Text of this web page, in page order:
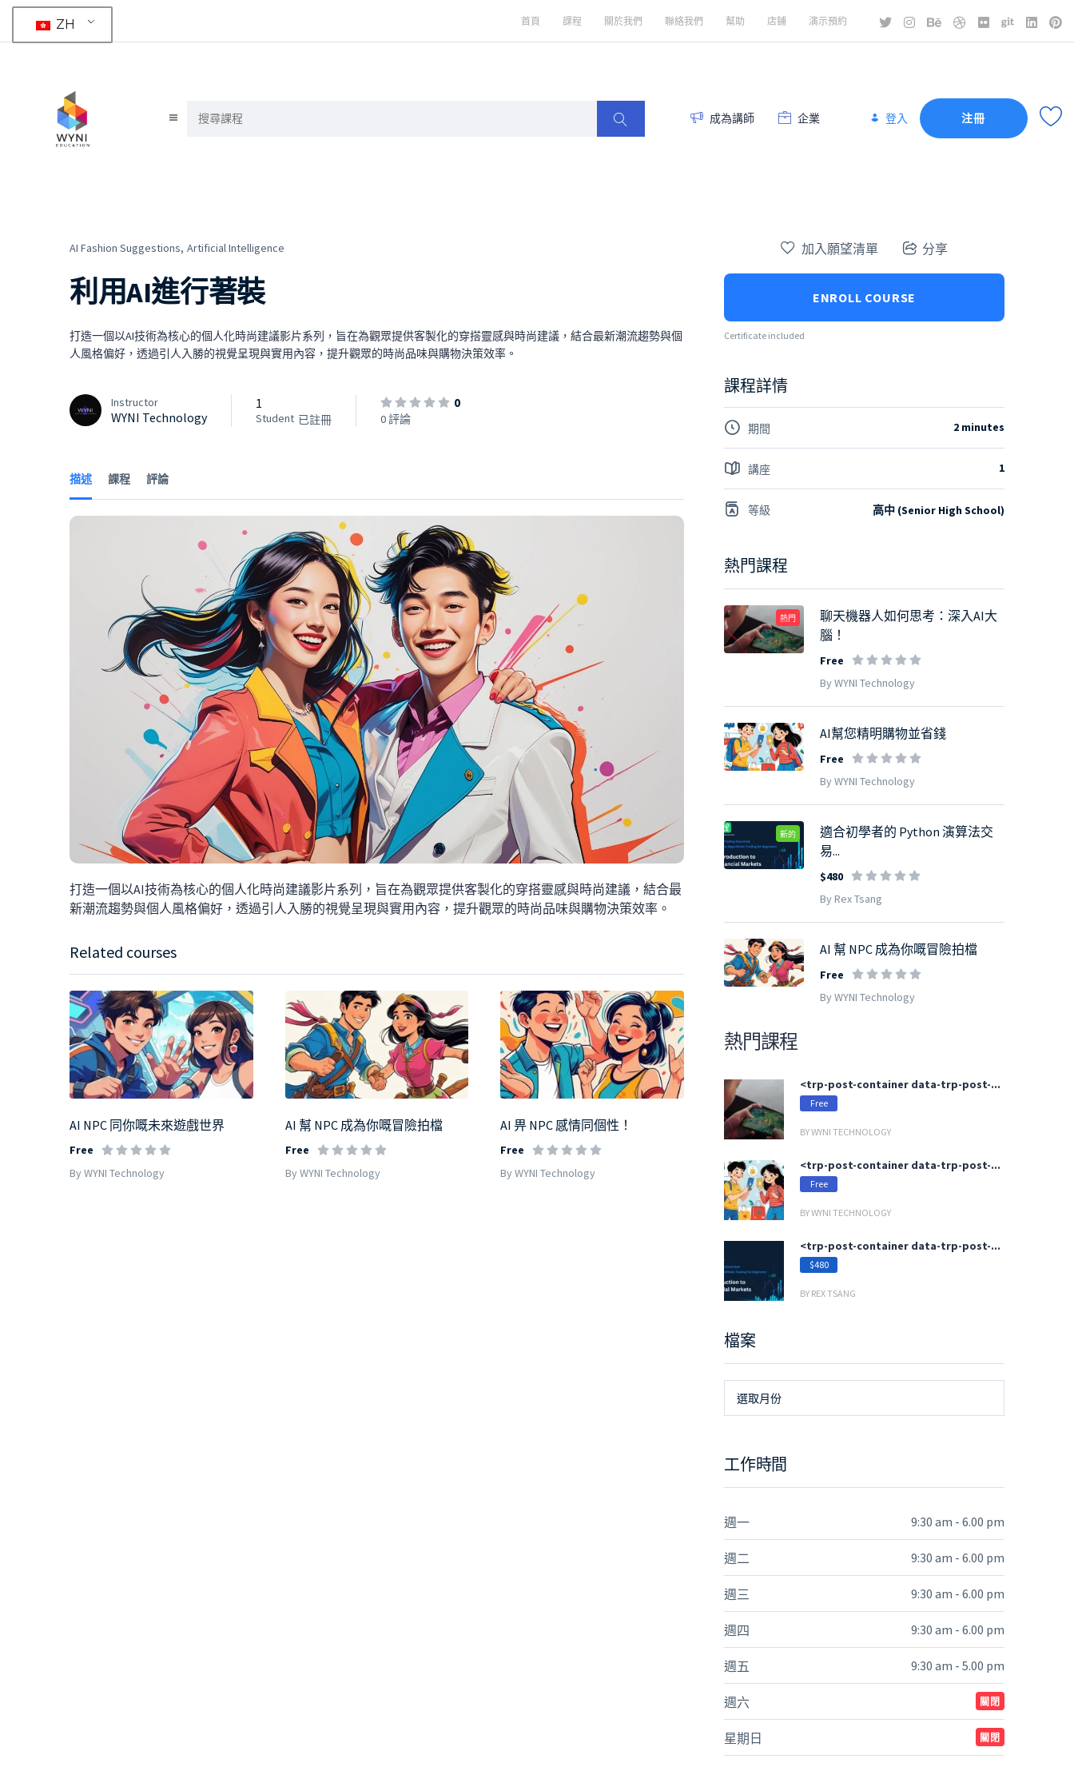
ZH 首頁 課程 關於我們 聯絡我們 幫助 店鋪 演示預約
成為講師 企業 登入 注冊
AI Fashion Suggestions, Artificial Intelligence
利用AI進行著裝
打造一個以AI技術為核心的個人化時尚建議影片系列，旨在為觀眾提供客製化的穿搭靈感與時尚建議，結合最新潮流趨勢與個
人風格偏好，透過引人入勝的視覺呈現與實用內容，提升觀眾的時尚品味與購物決策效率。
Instructor
WYNI Technology
1
Student 已註冊
0
0 評論
描述 課程 評論
打造一個以AI技術為核心的個人化時尚建議影片系列，旨在為觀眾提供客製化的穿搭靈感與時尚建議，結合最
新潮流趨勢與個人風格偏好，透過引人入勝的視覺呈現與實用內容，提升觀眾的時尚品味與購物決策效率。
Related courses
AI NPC 同你嘅未來遊戲世界
Free
By WYNI Technology
AI 幫 NPC 成為你嘅冒險拍檔
Free
By WYNI Technology
AI 畀 NPC 感情同個性！
Free
By WYNI Technology
加入願望清單 分享
ENROLL COURSE
Certificate included
課程詳情
期間 2 minutes
講座 1
等級 高中 (Senior High School)
熱門課程
熱門
聊天機器人如何思考：深入AI大
腦！
Free
By WYNI Technology
AI幫您精明購物並省錢
Free
By WYNI Technology
新的
適合初學者的 Python 演算法交
易...
$480
By Rex Tsang
AI 幫 NPC 成為你嘅冒險拍檔
Free
By WYNI Technology
熱門課程
<trp-post-container data-trp-post-...
Free
BY WYNI TECHNOLOGY
<trp-post-container data-trp-post-...
Free
BY WYNI TECHNOLOGY
<trp-post-container data-trp-post-...
$480
BY REX TSANG
檔案
選取月份
工作時間
週一 9:30 am - 6.00 pm
週二 9:30 am - 6.00 pm
週三 9:30 am - 6.00 pm
週四 9:30 am - 6.00 pm
週五 9:30 am - 5.00 pm
週六 關閉
星期日 關閉